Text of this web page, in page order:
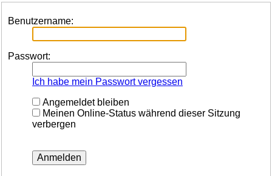
Benutzername:
Passwort:
Ich habe mein Passwort vergessen
Angemeldet bleiben
Meinen Online-Status während dieser Sitzung
verbergen